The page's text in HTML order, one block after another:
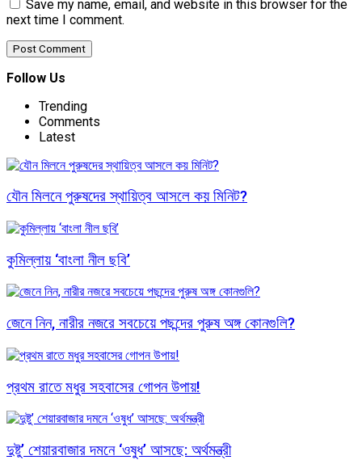
Save my name, email, and website in this browser for the
next time I comment.
Follow Us
Trending
Comments
Latest
যৌন মিলনে পুরুষদের স্থায়িত্ব আসলে কয় মিনিট?
কুমিল্লায় ‘বাংলা নীল ছবি’
জেনে নিন, নারীর নজরে সবচেয়ে পছন্দের পুরুষ অঙ্গ কোনগুলি?
প্রথম রাতে মধুর সহবাসের গোপন উপায়!
দুষ্টু’ শেয়ারবাজার দমনে ‘ওষুধ’ আসছে: অর্থমন্ত্রী